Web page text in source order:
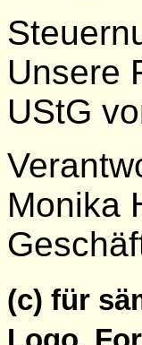
Unsere
UStG
Monika
(c) für